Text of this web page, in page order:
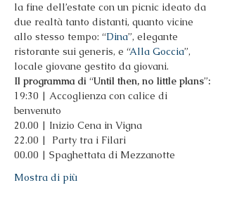
la fine dell’estate con un picnic ideato da
due realtà tanto distanti, quanto vicine
allo stesso tempo: “Dina”, elegante
ristorante sui generis, e “Alla Goccia”,
locale giovane gestito da giovani.
Il programma di “Until then, no little plans”:
19:30 | Accoglienza con calice di
benvenuto
20.00 | Inizio Cena in Vigna
22.00 |  Party tra i Filari
00.00 | Spaghettata di Mezzanotte
Mostra di più